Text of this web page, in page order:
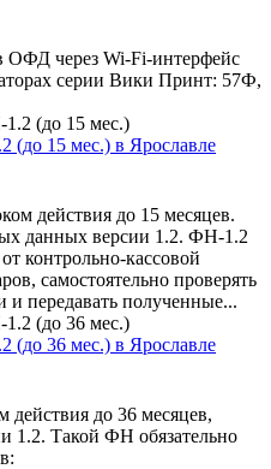
ОФД через Wi-Fi-интерфейс
серии Вики Принт: 57Ф,
(до 15 мес.) в Ярославле
действия до 15 месяцев.
данных версии 1.2. ФН-1.2
контрольно-кассовой
самостоятельно проверять
и передавать полученные...
(до 36 мес.) в Ярославле
действия до 36 месяцев,
1.2. Такой ФН обязательно